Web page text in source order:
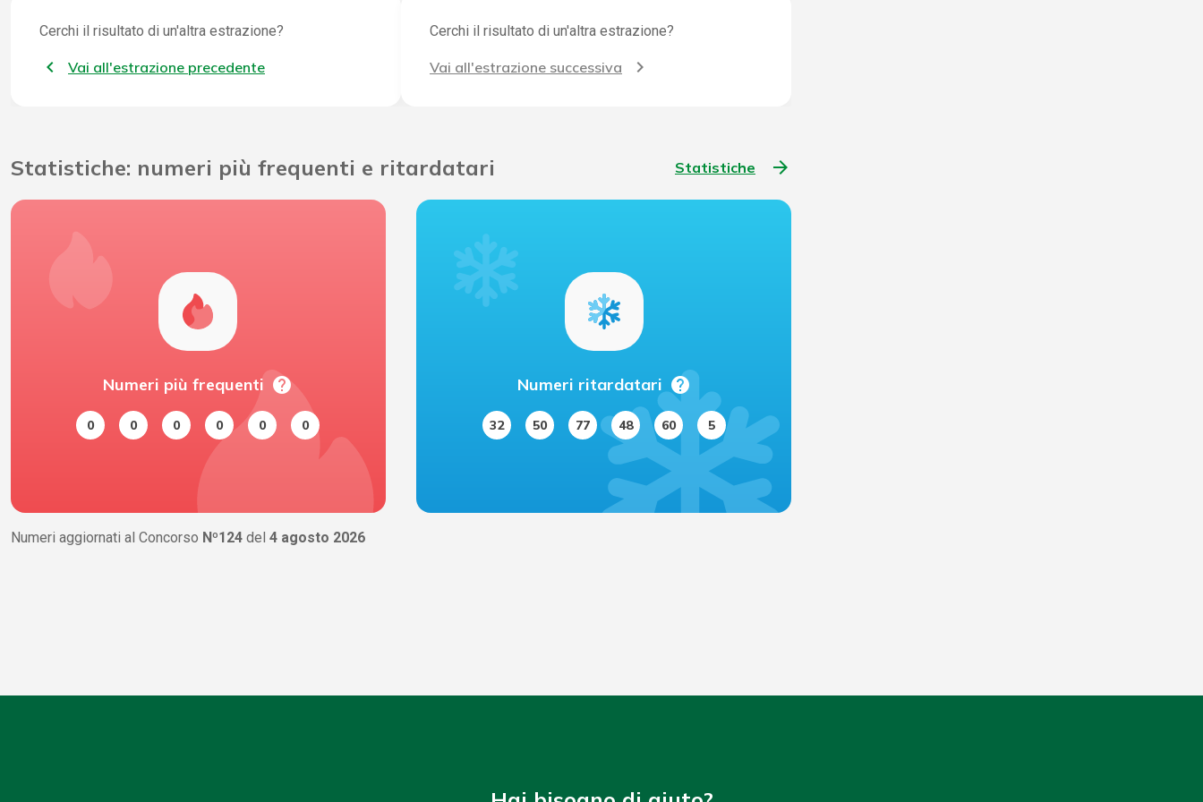
Cerchi il risultato di un'altra estrazione?
Vai all'estrazione precedente
Cerchi il risultato di un'altra estrazione?
Vai all'estrazione successiva
Statistiche: numeri più frequenti e ritardatari Statistiche arrow_forward
Numeri più frequenti help
0 0 0 0 0 0
Numeri ritardatari help
32 50 77 48 60 5
Numeri aggiornati al Concorso Nº124 del 4 agosto 2026